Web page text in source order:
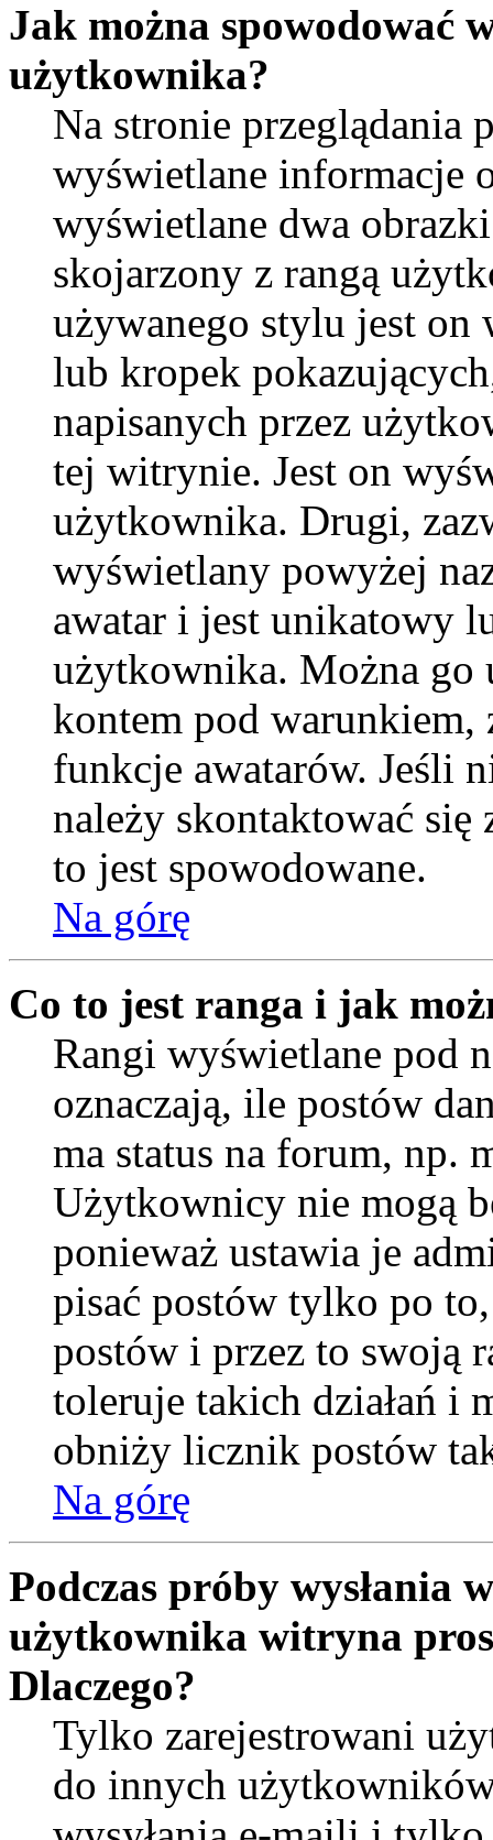
Jak można spowodować
użytkownika?
Na stronie przeglądania
wyświetlane informacje
wyświetlane dwa
skojarzony z rangą
używanego stylu jest
lub kropek
napisanych przez
tej witrynie. Jest on
użytkownika. Drugi,
wyświetlany powyżej
awatar i jest unikatowy
użytkownika. Można go
kontem pod warunkiem,
funkcje awatarów. Jeśli
należy skontaktować
to jest spowodowane.
Na górę
Co to jest ranga i jak
Rangi wyświetlane pod
oznaczają, ile postów
ma status na forum, np.
Użytkownicy nie mogą
ponieważ ustawia je
pisać postów tylko po
postów i przez to swoją
toleruje takich działań i
obniży licznik postów
Na górę
Podczas próby wysłania
użytkownika witryna
Dlaczego?
Tylko zarejestrowani
do innych